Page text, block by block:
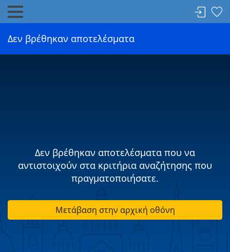
Δεν βρέθηκαν αποτελέσματα
Δεν βρέθηκαν αποτελέσματα που να
αντιστοιχούν στα κριτήρια αναζήτησης που
πραγματοποιήσατε.
Μετάβαση στην αρχική οθόνη